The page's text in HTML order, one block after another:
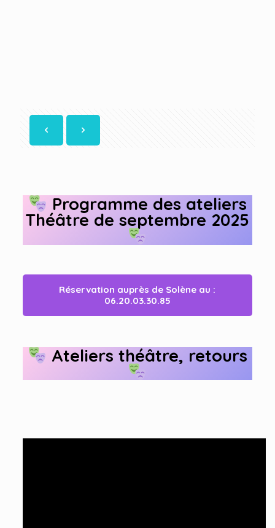
Programme des ateliers
Théâtre de septembre 2025
Réservation auprès de Solène au :
06.20.03.30.85
Ateliers théâtre, retours